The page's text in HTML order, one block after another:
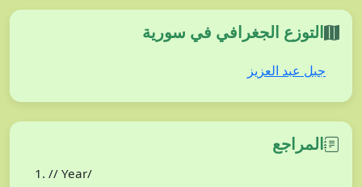
التوزع الجغرافي في سورية
جبل عبد العزيز
المراجع
// Year/